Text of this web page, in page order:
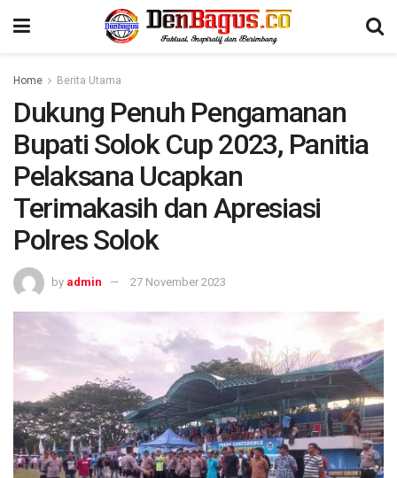
Home Berita Utama
Dukung Penuh Pengamanan
Bupati Solok Cup 2023, Panitia
Pelaksana Ucapkan
Terimakasih dan Apresiasi
Polres Solok
by admin 27 November 2023